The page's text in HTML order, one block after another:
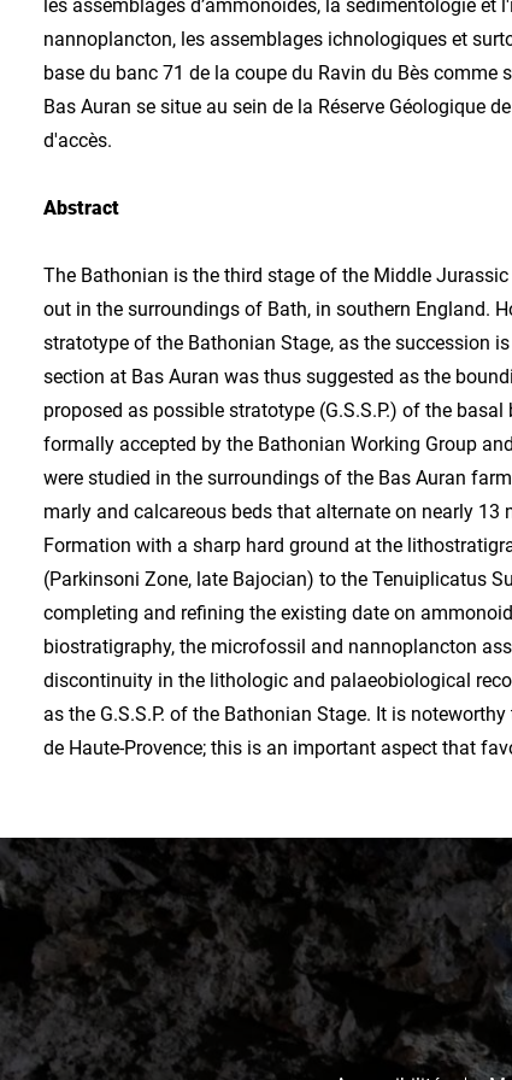
les assemblages d’ammonoïdes, la sédimentologie
nannoplancton, les assemblages ichnologiques et
base du banc 71 de la coupe du Ravin du Bès
Bas Auran se situe au sein de la Réserve Géologique
d'accès.
Abstract
The Bathonian is the third stage of the Middle
out in the surroundings of Bath, in southern England.
stratotype of the Bathonian Stage, as the succession
section at Bas Auran was thus suggested as the
proposed as possible stratotype (G.S.S.P.) of the
formally accepted by the Bathonian Working Group
were studied in the surroundings of the Bas Auran
marly and calcareous beds that alternate on nearly 13
Formation with a sharp hard ground at the
(Parkinsoni Zone, late Bajocian) to the Tenuiplicatus
completing and refining the existing date on
biostratigraphy, the microfossil and nannoplancton
discontinuity in the lithologic and palaeobiological
as the G.S.S.P. of the Bathonian Stage. It is
de Haute-Provence; this is an important aspect that